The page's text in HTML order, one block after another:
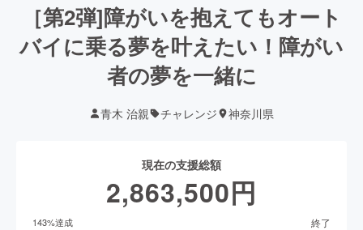
［第2弾]障がいを抱えてもオート
バイに乗る夢を叶えたい！障がい
者の夢を一緒に
青木 治親 チャレンジ 神奈川県
現在の支援総額
2,863,500円
143%達成 終了